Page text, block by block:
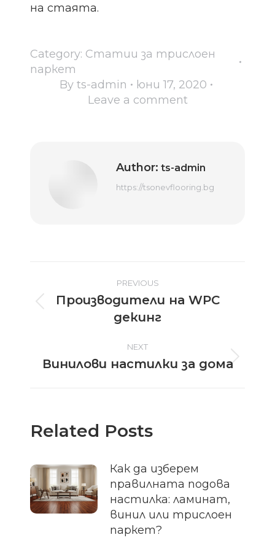
на стаята.
Category: Статии за трислоен
паркет
By ts-admin
юни 17, 2020
Leave a comment
Author: ts-admin
https://tsonevflooring.bg
navigation
PREVIOUS
Previous
post:
Производители на WPC
декинг
NEXT
Next
Винилови настилки за дома
Related Posts
Как да изберем
правилната подова
настилка: ламинат,
винил или трислоен
паркет?